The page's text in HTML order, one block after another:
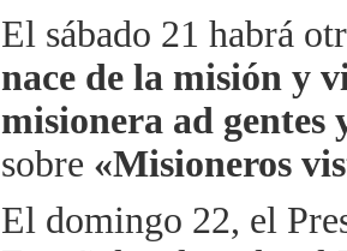
El sábado 21 habrá
nace de la misión y
misionera ad gentes
sobre «Misioneros
El domingo 22, el